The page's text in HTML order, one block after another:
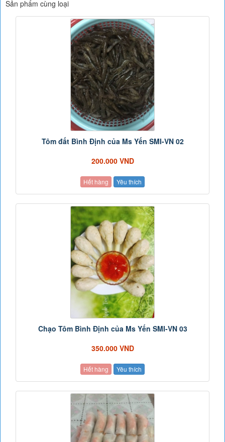
Sản phẩm cùng loại
Tôm đất Bình Định của Ms Yến SMI-VN 02
200.000 VND
Hết hàng Yêu thích
Chạo Tôm Bình Định của Ms Yến SMI-VN 03
350.000 VND
Hết hàng Yêu thích